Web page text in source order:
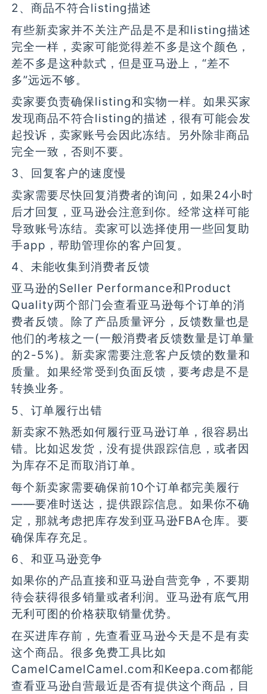
2、商品不符合listing描述
有些新卖家并不关注产品是不是和listing描述
完全一样，卖家可能觉得差不多是这个颜色，
差不多是这种款式，但是亚马逊上，“差不
多”远远不够。
卖家要负责确保listing和实物一样。如果买家
发现商品不符合listing的描述，很有可能会发
起投诉，卖家账号会因此冻结。另外除非商品
完全一致，否则不要。
3、回复客户的速度慢
卖家需要尽快回复消费者的询问，如果24小时
后才回复，亚马逊会注意到你。经常这样可能
导致账号冻结。卖家可以选择使用一些回复助
手app，帮助管理你的客户回复。
4、未能收集到消费者反馈
亚马逊的Seller Performance和Product
Quality两个部门会查看亚马逊每个订单的消
费者反馈。除了产品质量评分，反馈数量也是
他们的考核之一(一般消费者反馈数量是订单量
的2-5%)。新卖家需要注意客户反馈的数量和
质量。如果经常受到负面反馈，要考虑是不是
转换业务。
5、订单履行出错
新卖家不熟悉如何履行亚马逊订单，很容易出
错。比如迟发货，没有提供跟踪信息，或者因
为库存不足而取消订单。
每个新卖家需要确保前10个订单都完美履行
——要准时送达，提供跟踪信息。如果你不确
定，那就考虑把库存发到亚马逊FBA仓库。要
确保库存充足。
6、和亚马逊竞争
如果你的产品直接和亚马逊自营竞争，不要期
待会获得很多销量或者利润。亚马逊有底气用
无利可图的价格获取销量优势。
在买进库存前，先查看亚马逊今天是不是有卖
这个商品。很多免费工具比如
CamelCamelCamel.com和Keepa.com都能
查看亚马逊自营最近是否有提供这个商品，目